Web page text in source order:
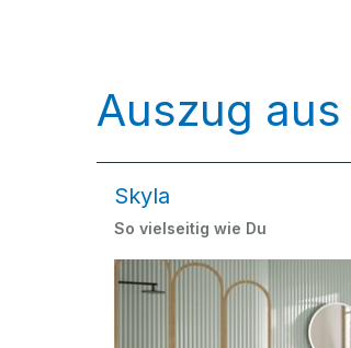
Auszug
Skyla
So vielseitig wie Du